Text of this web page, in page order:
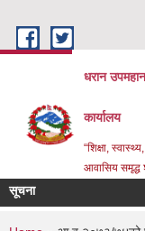
धरान
कार्यालय
“शिक्षा,
आवासिय समृद्ध
सूचना